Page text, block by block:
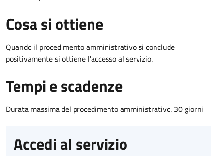
Cosa si ottiene
Quando il procedimento amministrativo si conclude
positivamente si ottiene l'accesso al servizio.
Tempi e scadenze
Durata massima del procedimento amministrativo: 30 giorni
Accedi al servizio